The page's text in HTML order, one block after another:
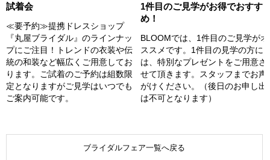
試着会
≪要予約≫提携ドレスショップ
『丸屋ブライダル』のラインナッ
プにご注目！トレンドの衣装や伝
統の和装など幅広くご用意してお
ります。ご試着のご予約は組数限
定となりますがご見学はいつでも
ご案内可能です。
1件目のご見学がお得でおすす
め！
BLOOMでは、1件目のご見学がオ
ススメです。1件目の見学の方に
は、特別なプレゼントをご用意さ
せて頂きます。スタッフまでお声
がけください。（後日のお申し出
は不可となります）
ブライダルフェア一覧へ戻る